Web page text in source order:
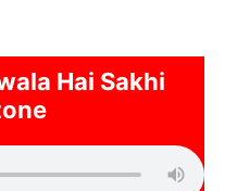
Hai Sakhi